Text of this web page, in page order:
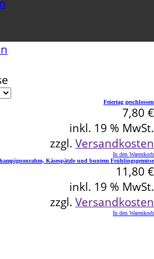
Feiertag geschlossen
7,80 €
inkl. 19 % MwSt.
zzgl. Versandkosten
In den Warenkorb
Käsespätzle und buntem Frühlingsgemüse
11,80 €
inkl. 19 % MwSt.
zzgl. Versandkosten
In den Warenkorb